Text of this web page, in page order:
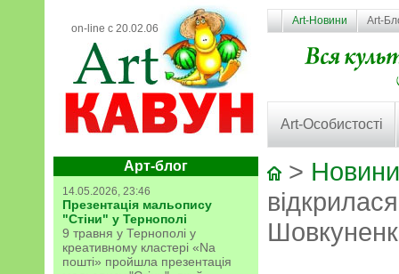
on-line с 20.02.06
Art-Новини Art-
Art-Особистості
Арт-блог
14.05.2026, 23:46
Презентація мальопису
"Стіни" у Тернополі
9 травня у Тернополі у
креативному кластері «Na
пошті» пройшла презентація
>